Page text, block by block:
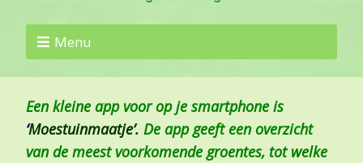
Menu
Een kleine app voor op je smartphone is
‘Moestuinmaatje’. De app geeft een overzicht
van de meest voorkomende groentes, tot welke